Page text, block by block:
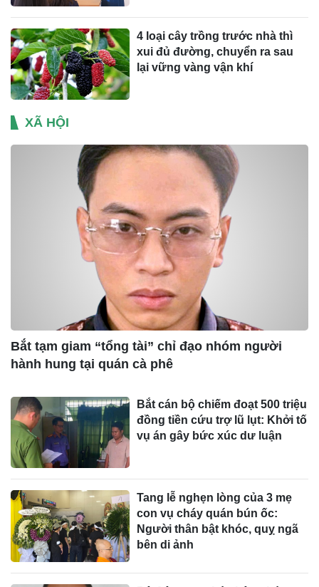
4 loại cây trồng trước nhà thì
xui đủ đường, chuyển ra sau
lại vững vàng vận khí
XÃ HỘI
Bắt tạm giam “tổng tài” chỉ đạo nhóm người
hành hung tại quán cà phê
Bắt cán bộ chiếm đoạt 500 triệu
đồng tiền cứu trợ lũ lụt: Khởi tố
vụ án gây bức xúc dư luận
Tang lễ nghẹn lòng của 3 mẹ
con vụ cháy quán bún ốc:
Người thân bật khóc, quỵ ngã
bên di ảnh